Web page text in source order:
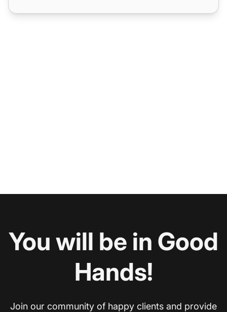
You will be in Good
Hands!
Join our community of happy clients and provide